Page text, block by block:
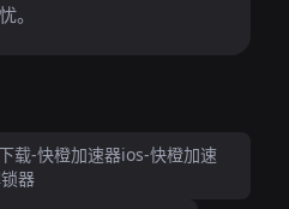
。
载-快橙加速器ios-快橙加速
器